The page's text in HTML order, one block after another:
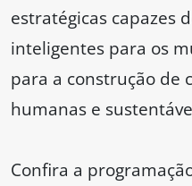
estratégicas capazes
inteligentes para os
para a construção de
humanas e
Confira a